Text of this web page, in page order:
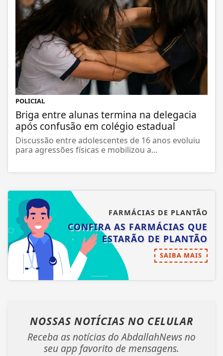
POLICIAL
Briga entre alunas termina na delegacia
após confusão em colégio estadual
Discussão entre adolescentes de 16 anos evoluiu
para agressões físicas e mobilizou a...
FARMÁCIAS DE PLANTÃO
CONFIRA AS FARMÁCIAS QUE
ESTARÃO DE PLANTÃO
SAIBA MAIS
NOSSAS NOTÍCIAS NO CELULAR
Receba as notícias do AbdallahNews no
seu app favorito de mensagens.